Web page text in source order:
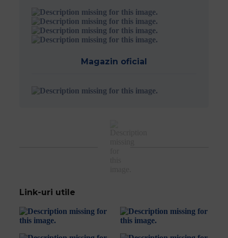
Magazin oficial
Link-uri utile